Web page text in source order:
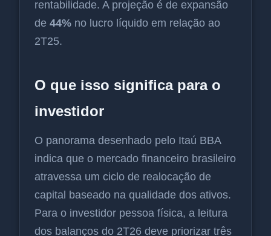
rentabilidade. A projeção é de expansão
de 44% no lucro líquido em relação ao
2T25.
O que isso significa para o
investidor
O panorama desenhado pelo Itaú BBA
indica que o mercado financeiro brasileiro
atravessa um ciclo de realocação de
capital baseado na qualidade dos ativos.
Para o investidor pessoa física, a leitura
dos balanços do 2T26 deve priorizar três